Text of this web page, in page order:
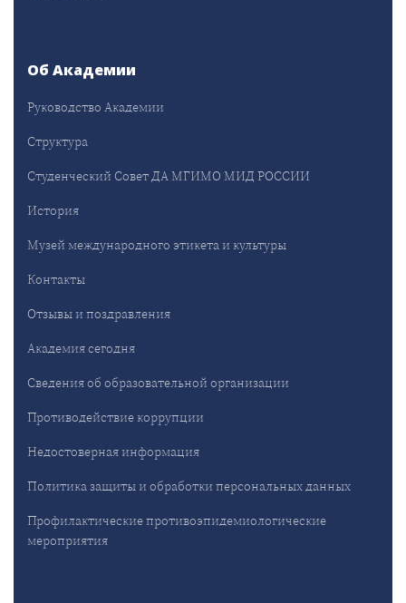
Об Академии
Руководство Академии
Структура
Студенческий Совет ДА МГИМО МИД РОССИИ
История
Музей международного этикета и культуры
Контакты
Отзывы и поздравления
Академия сегодня
Сведения об образовательной организации
Противодействие коррупции
Недостоверная информация
Политика защиты и обработки персональных данных
Профилактические противоэпидемиологические
мероприятия